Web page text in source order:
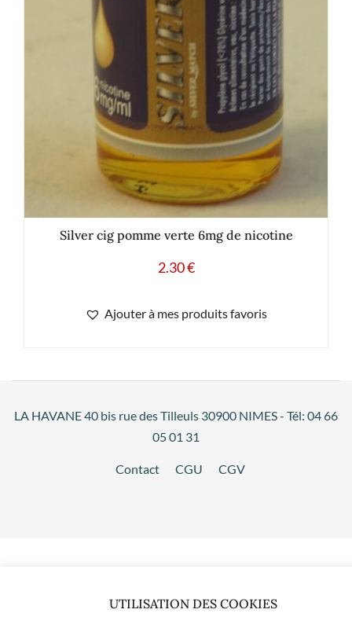
Silver cig pomme verte 6mg de nicotine
2.30€
Ajouter à mes produits favoris
LA HAVANE 40 bis rue des Tilleuls 30900 NIMES - Tél: 04 66
05 01 31
Contact CGU CGV
UTILISATION DES COOKIES